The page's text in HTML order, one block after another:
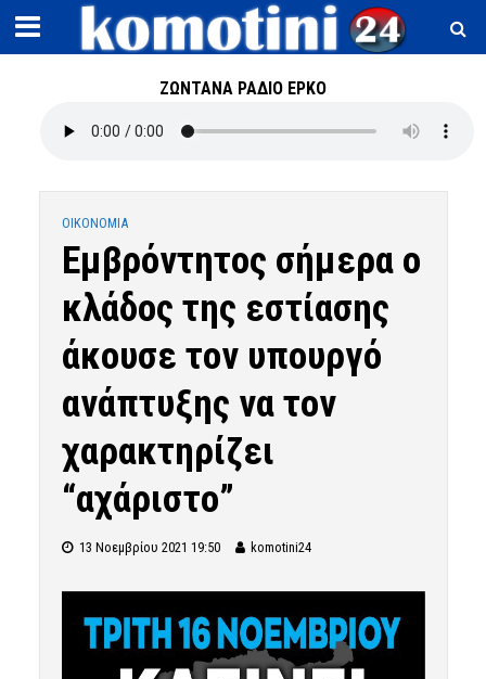
ΖΩΝΤΑΝΑ ΡΑΔΙΟ ΕΡΚΟ
OIKONOMIA
Εμβρόντητος σήμερα ο
κλάδος της εστίασης
άκουσε τον υπουργό
ανάπτυξης να τον
χαρακτηρίζει
“αχάριστο”
13 Νοεμβρίου 2021 19:50 komotini24